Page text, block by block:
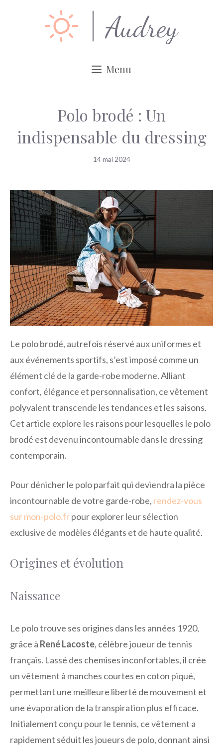
Menu
Polo brodé : Un
indispensable du dressing
14 mai 2024
Le polo brodé, autrefois réservé aux uniformes et
aux événements sportifs, s’est imposé comme un
élément clé de la garde-robe moderne. Alliant
confort, élégance et personnalisation, ce vêtement
polyvalent transcende les tendances et les saisons.
Cet article explore les raisons pour lesquelles le polo
brodé est devenu incontournable dans le dressing
contemporain.
Pour dénicher le polo parfait qui deviendra la pièce
incontournable de votre garde-robe, rendez-vous
sur mon-polo.frpour explorer leur sélection
exclusive de modèles élégants et de haute qualité.
Origines et évolution
Naissance
Le polo trouve ses origines dans les années 1920,
grâce à René Lacoste, célèbre joueur de tennis
français. Lassé des chemises inconfortables, il crée
un vêtement à manches courtes en coton piqué,
permettant une meilleure liberté de mouvement et
une évaporation de la transpiration plus efficace.
Initialement conçu pour le tennis, ce vêtement a
rapidement séduit les joueurs de polo, donnant ainsi